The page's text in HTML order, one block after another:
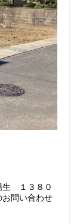
生 １３８０
問い合わせ